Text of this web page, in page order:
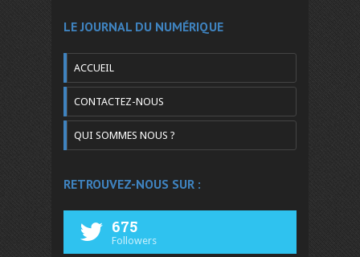
LE JOURNAL DU NUMÉRIQUE
ACCUEIL
CONTACTEZ-NOUS
QUI SOMMES NOUS ?
RETROUVEZ-NOUS SUR :
675
Followers